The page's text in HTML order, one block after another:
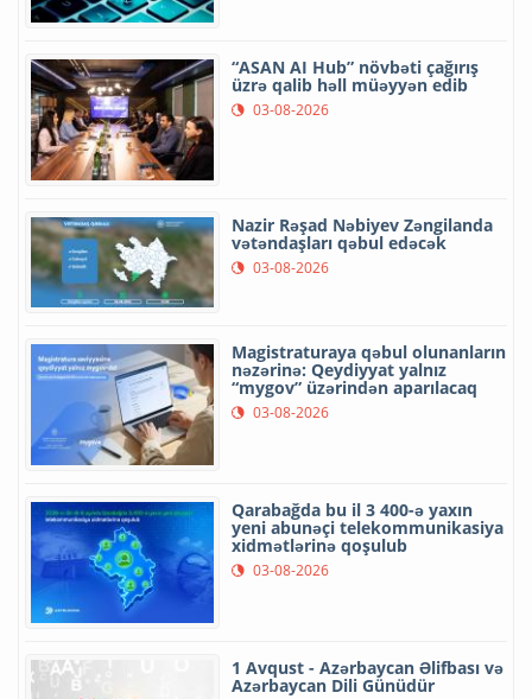
“ASAN AI Hub” növbəti çağırış
üzrə qalib həll müəyyən edib
03-08-2026
Nazir Rəşad Nəbiyev Zəngilanda
vətəndaşları qəbul edəcək
03-08-2026
Magistraturaya qəbul olunanların
nəzərinə: Qeydiyyat yalnız
“mygov” üzərindən aparılacaq
03-08-2026
Qarabağda bu il 3 400-ə yaxın
yeni abunəçi telekommunikasiya
xidmətlərinə qoşulub
03-08-2026
1 Avqust - Azərbaycan Əlifbası və
Azərbaycan Dili Günüdür